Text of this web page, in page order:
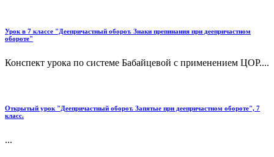
Урок в 7 классе "Деепричастный оборот. Знаки препинания при деепричастном
обороте"
Конспект урока по системе Бабайцевой с применением ЦОР....
Открытый урок "Деепричастный оборот. Запятые при деепричастном обороте", 7
класс.
...